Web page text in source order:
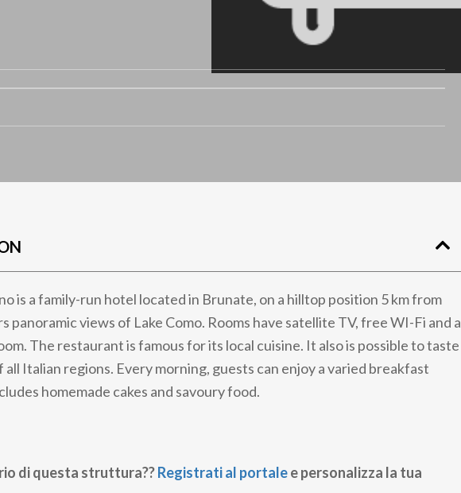
is a family-run hotel located in Brunate, on a hilltop position 5 km from
panoramic views of Lake Como. Rooms have satellite TV, free WI-Fi and a
The restaurant is famous for its local cuisine. It also is possible to taste
all Italian regions. Every morning, guests can enjoy a varied breakfast
homemade cakes and savoury food.
di questa struttura??Registrati al portalee personalizza la tua